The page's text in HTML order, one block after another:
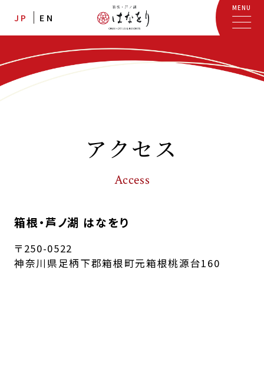
JP EN
MENU
アクセス
Access
箱根・芦ノ湖 はなをり
〒250-0522
神奈川県足柄下郡箱根町元箱根桃源台160